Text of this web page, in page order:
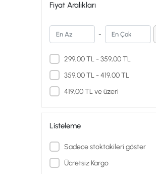
Fiyat Aralıkları
-
299,00 TL - 359,00 TL
359,00 TL - 419,00 TL
419,00 TL ve üzeri
Listeleme
Sadece stoktakileri göster
Ücretsiz Kargo